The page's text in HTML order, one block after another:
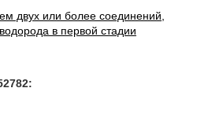
двух или более соединений,
в первой стадии